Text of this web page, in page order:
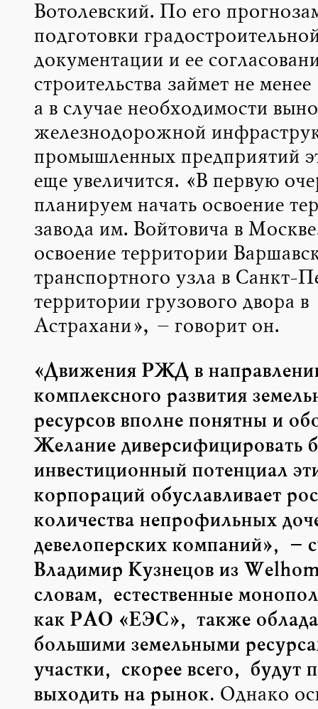
Вотолевский. По его
подготовки
документации и ее
строительства займет не
а в случае необходимости
железнодорожной
промышленных предприятий
еще увеличится. «В первую
планируем начать освоение
завода им. Войтовича в
освоение территории
транспортного узла в Санкт-
территории грузового двора в
Астрахани», – говорит он.
«Движения РЖД в
комплексного развития
ресурсов вполне понятны и
Желание диверсифицировать
инвестиционный потенциал
корпораций обуславливает
количества непрофильных
девелоперских компаний», –
Владимир Кузнецов из
словам, естественные
как РАО «ЕЭС», также
большими земельными
участки, скорее всего, будут
выходить на рынок. Однако